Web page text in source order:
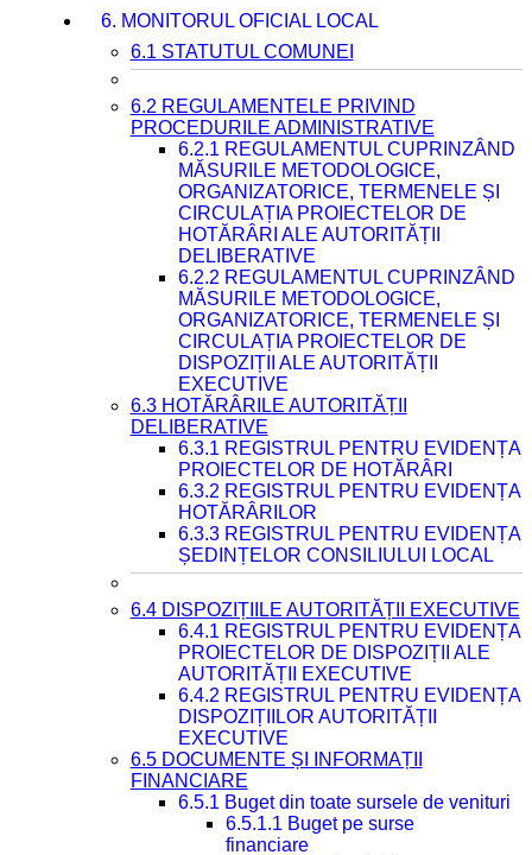
6. MONITORUL OFICIAL LOCAL
6.1 STATUTUL COMUNEI
6.2 REGULAMENTELE PRIVIND
PROCEDURILE ADMINISTRATIVE
6.2.1 REGULAMENTUL CUPRINZÂND
MĂSURILE METODOLOGICE,
ORGANIZATORICE, TERMENELE ȘI
CIRCULAȚIA PROIECTELOR DE
HOTĂRÂRI ALE AUTORITĂȚII
DELIBERATIVE
6.2.2 REGULAMENTUL CUPRINZÂND
MĂSURILE METODOLOGICE,
ORGANIZATORICE, TERMENELE ȘI
CIRCULAȚIA PROIECTELOR DE
DISPOZIȚII ALE AUTORITĂȚII
EXECUTIVE
6.3 HOTĂRÂRILE AUTORITĂȚII
DELIBERATIVE
6.3.1 REGISTRUL PENTRU EVIDENȚA
PROIECTELOR DE HOTĂRÂRI
6.3.2 REGISTRUL PENTRU EVIDENȚA
HOTĂRÂRILOR
6.3.3 REGISTRUL PENTRU EVIDENȚA
ȘEDINȚELOR CONSILIULUI LOCAL
6.4 DISPOZIȚIILE AUTORITĂȚII EXECUTIVE
6.4.1 REGISTRUL PENTRU EVIDENȚA
PROIECTELOR DE DISPOZIȚII ALE
AUTORITĂȚII EXECUTIVE
6.4.2 REGISTRUL PENTRU EVIDENȚA
DISPOZIȚIILOR AUTORITĂȚII
EXECUTIVE
6.5 DOCUMENTE ȘI INFORMAȚII
FINANCIARE
6.5.1 Buget din toate sursele de venituri
6.5.1.1 Buget pe surse
financiare